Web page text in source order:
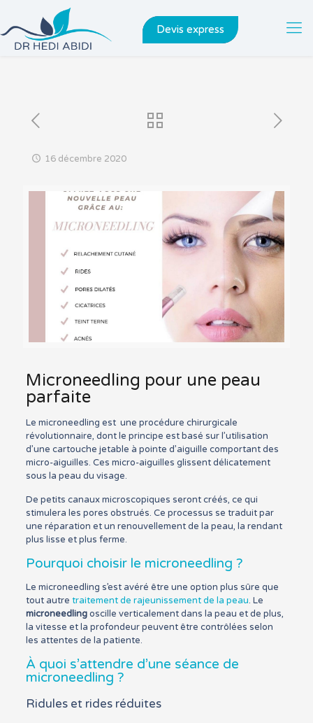
Devis express
16 décembre 2020
Microneedling pour une peau
parfaite
Le microneedling est une procédure chirurgicale
révolutionnaire, dont le principe est basé sur l’utilisation
d’une cartouche jetable à pointe d’aiguille comportant des
micro-aiguilles. Ces micro-aiguilles glissent délicatement
sous la peau du visage.
De petits canaux microscopiques seront créés, ce qui
stimulera les pores obstrués. Ce processus se traduit par
une réparation et un renouvellement de la peau, la rendant
plus lisse et plus ferme.
Pourquoi choisir le microneedling ?
Le microneedling s’est avéré être une option plus sûre que
tout autre traitement de rajeunissement de la peau. Le
microneedlingoscille verticalement dans la peau et de plus,
la vitesse et la profondeur peuvent être contrôlées selon
les attentes de la patiente.
À quoi s’attendre d’une séance de
microneedling ?
Ridules et rides réduites